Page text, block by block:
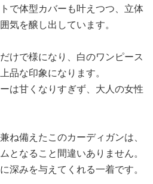
で体型カバーも叶えつつ、立体
気を醸し出しています。
けで様になり、白のワンピース
品な印象になります。
は甘くなりすぎず、大人の女性
ね備えたこのカーディガンは、
となること間違いありません。
深みを与えてくれる一着です。